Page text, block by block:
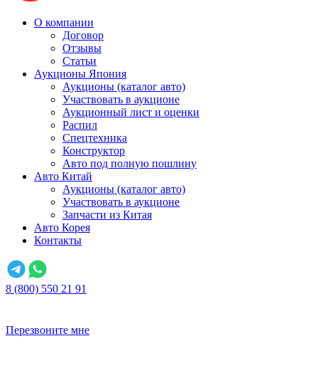
О компании
Договор
Отзывы
Статьи
Аукционы Япония
Аукционы (каталог авто)
Участвовать в аукционе
Аукционный лист и оценки
Распил
Спецтехника
Конструктор
Авто под полную пошлину
Авто Китай
Аукционы (каталог авто)
Участвовать в аукционе
Запчасти из Китая
Авто Корея
Контакты
8 (800) 550 21 91
Перезвоните мне